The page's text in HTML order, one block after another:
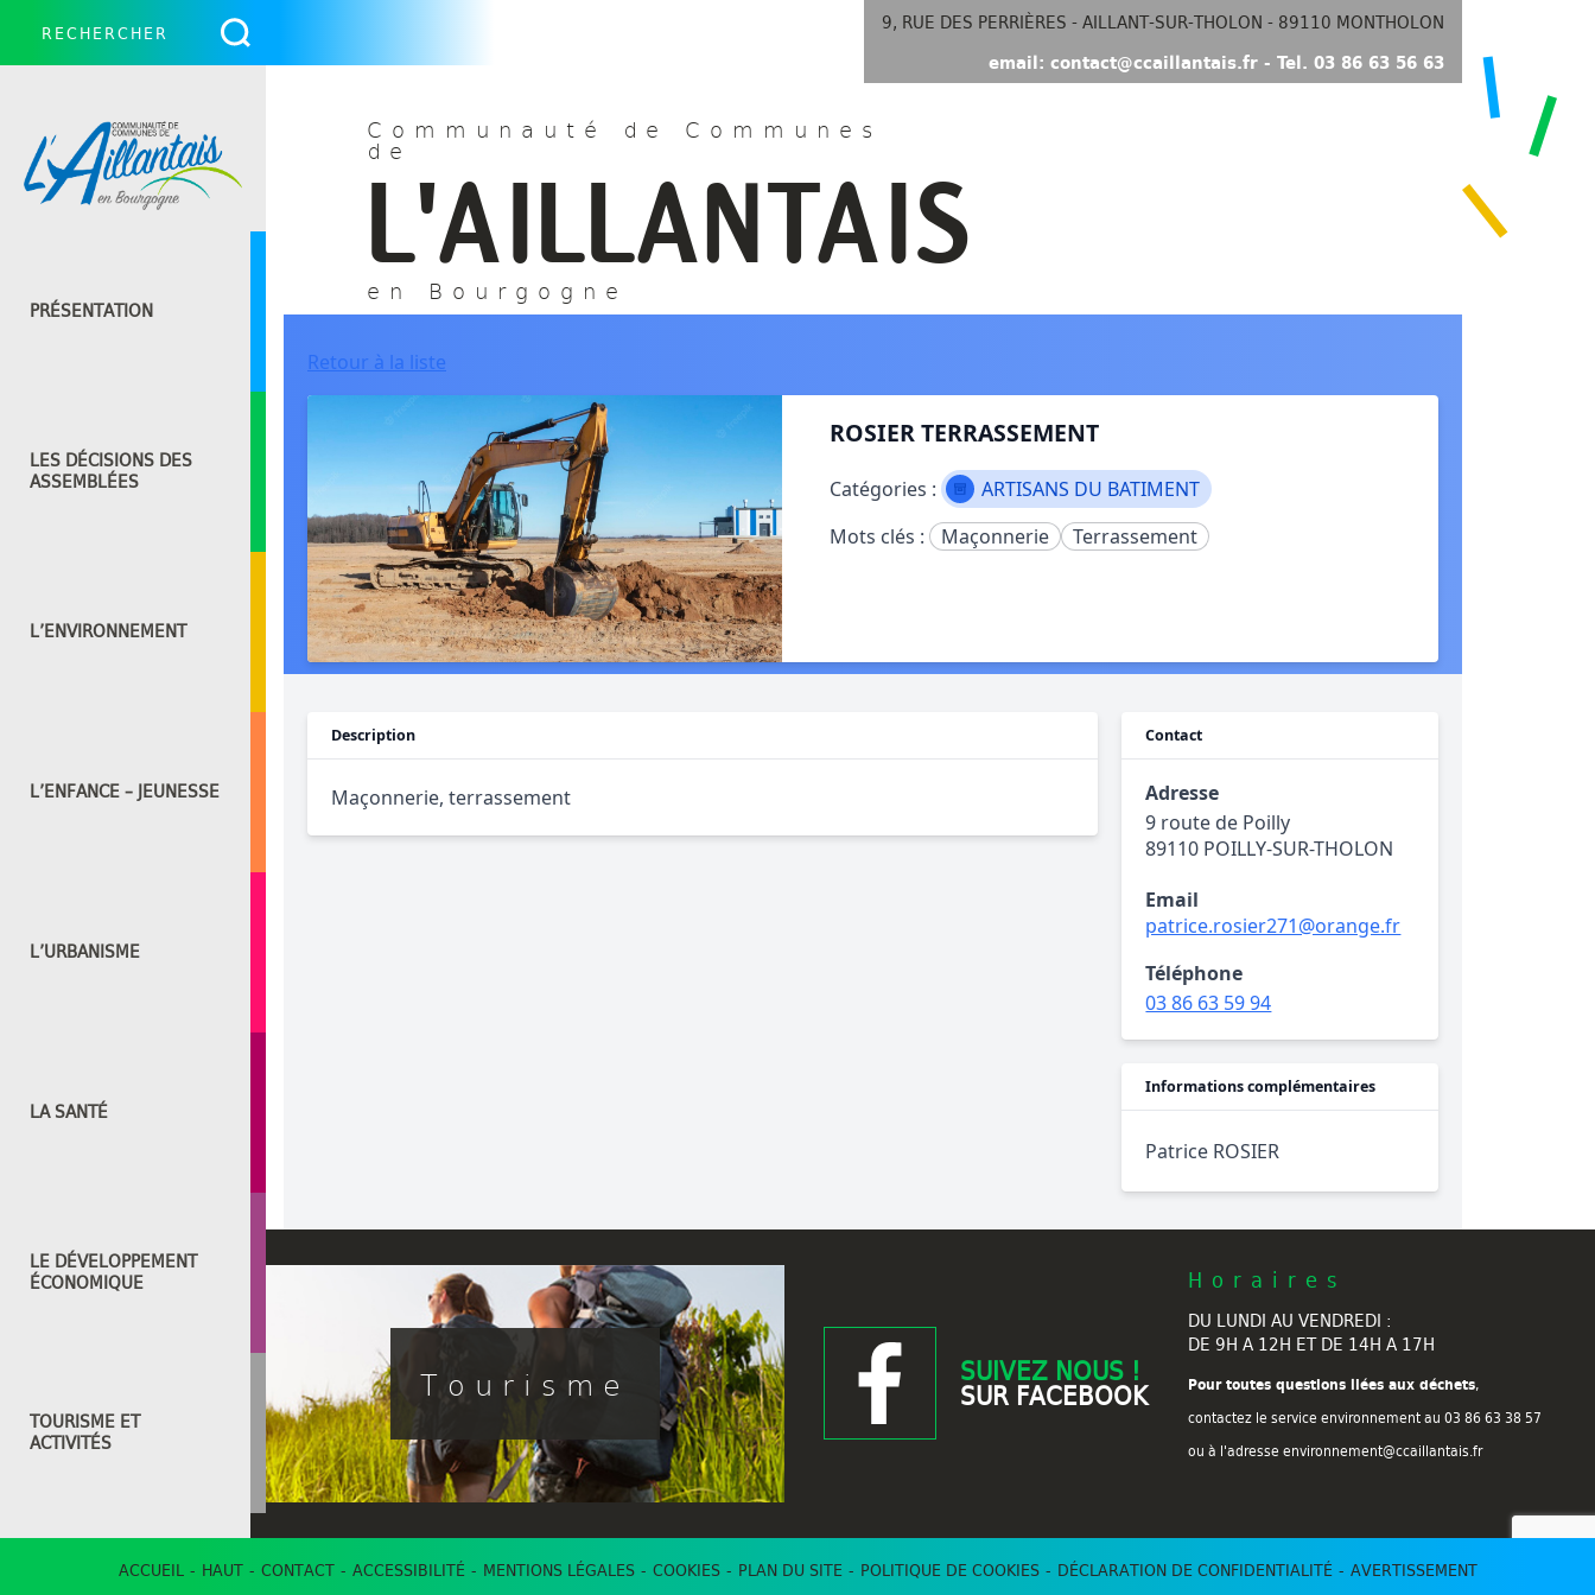
9, RUE DES PERRIÈRES - AILLANT-SUR-THOLON - 89110 MONTHOLON
email: contact@ccaillantais.fr - Tel. 03 86 63 56 63
Communauté de Communes
de
L'AILLANTAIS
en Bourgogne
PRÉSENTATION
LES DÉCISIONS DES
ASSEMBLÉES
L’ENVIRONNEMENT
L’ENFANCE – JEUNESSE
L’URBANISME
LA SANTÉ
LE DÉVELOPPEMENT
ÉCONOMIQUE
TOURISME ET
ACTIVITÉS
NOS PROJETS POUR
Retour à la liste
ROSIER TERRASSEMENT
Catégories :
ARTISANS DU BATIMENT
Mots clés :
Maçonnerie Terrassement
Description
Maçonnerie, terrassement
Contact
Adresse
9 route de Poilly
89110 POILLY-SUR-THOLON
Email
patrice.rosier271@orange.fr
Téléphone
03 86 63 59 94
Informations complémentaires
Patrice ROSIER
Tourisme SUIVEZ NOUS !
SUR FACEBOOK
Horaires
DU LUNDI AU VENDREDI :
DE 9H A 12H ET DE 14H A 17H
Pour toutes questions liées aux déchets,
contactez le service environnement au 03 86 63 38 57
ou à l'adresse environnement@ccaillantais.fr
ACCUEIL HAUT CONTACT ACCESSIBILITÉ MENTIONS LÉGALES COOKIES PLAN DU SITE POLITIQUE DE COOKIES DÉCLARATION DE CONFIDENTIALITÉ AVERTISSEMENT